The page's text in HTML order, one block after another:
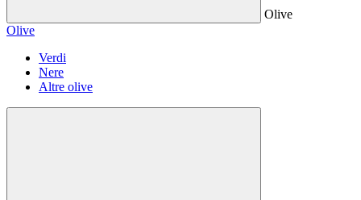
Olive
Olive
Verdi
Nere
Altre olive